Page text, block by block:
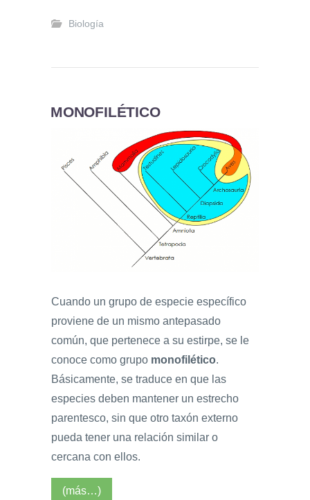
Biología
MONOFILÉTICO
Cuando un grupo de especie específico
proviene de un mismo antepasado
común, que pertenece a su estirpe, se le
conoce como grupo monofilético.
Básicamente, se traduce en que las
especies deben mantener un estrecho
parentesco, sin que otro taxón externo
pueda tener una relación similar o
cercana con ellos.
(más…)